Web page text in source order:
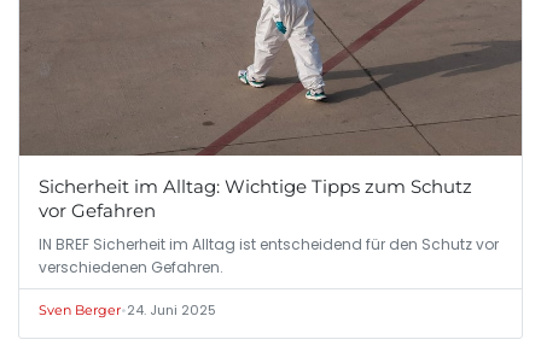
Sicherheit im Alltag: Wichtige Tipps zum Schutz
vor Gefahren
IN BREF Sicherheit im Alltag ist entscheidend für den Schutz vor
verschiedenen Gefahren.
Sven Berger•24. Juni 2025